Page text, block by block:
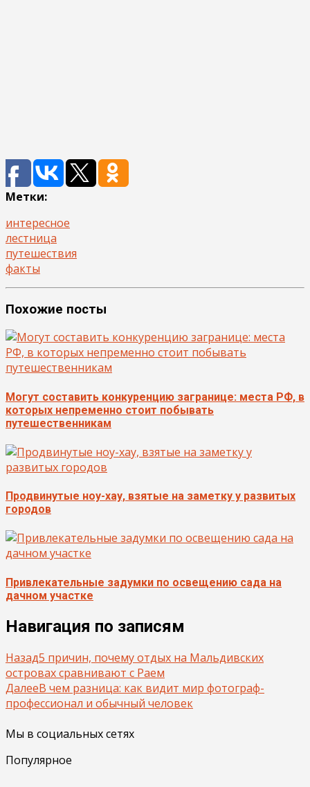
Метки:
интересное
лестница
путешествия
факты
Похожие посты
Могут составить конкуренцию загранице: места РФ, в
которых непременно стоит побывать
путешественникам
Продвинутые ноу-хау, взятые на заметку у развитых
городов
Привлекательные задумки по освещению сада на
дачном участке
Навигация по записям
Назад5 причин, почему отдых на Мальдивских
островах сравнивают с Раем
ДалееВ чем разница: как видит мир фотограф-
профессионал и обычный человек
Мы в социальных сетях
Популярное